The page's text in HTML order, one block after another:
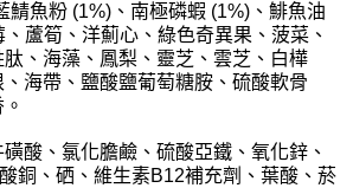
鯖魚粉 (1%)、南極磷蝦 (1%)、鯡魚油
蘆筍、洋薊心、綠色奇異果、菠菜、
、海藻、鳳梨、靈芝、雲芝、白樺
海帶、鹽酸鹽葡萄糖胺、硫酸軟骨
酸、氯化膽鹼、硫酸亞鐵、氧化鋅、
銅、硒、維生素B12補充劑、葉酸、菸